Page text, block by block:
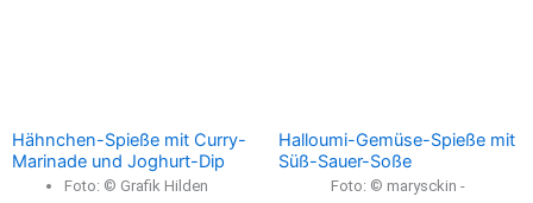
Hähnchen-Spieße mit Curry-
Marinade und Joghurt-Dip
Foto: © Grafik Hilden
Halloumi-Gemüse-Spieße mit
Süß-Sauer-Soße
Foto: © marysckin -